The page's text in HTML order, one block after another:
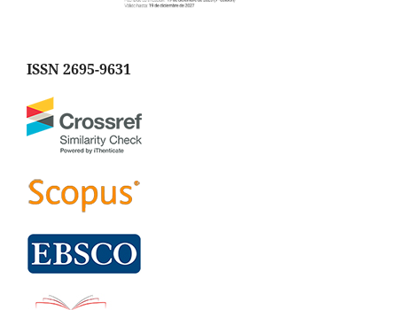
ISSN 2695-9631